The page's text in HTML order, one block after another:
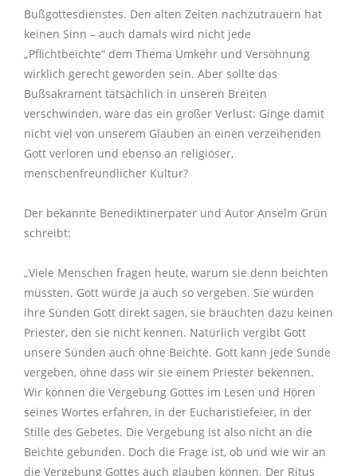
Bußgottesdienstes. Den alten Zeiten nachzutrauern hat
keinen Sinn – auch damals wird nicht jede
„Pflichtbeichte“ dem Thema Umkehr und Versöhnung
wirklich gerecht geworden sein. Aber sollte das
Bußsakrament tatsächlich in unseren Breiten
verschwinden, wäre das ein großer Verlust: Ginge damit
nicht viel von unserem Glauben an einen verzeihenden
Gott verloren und ebenso an religiöser,
menschenfreundlicher Kultur?
Der bekannte Benediktinerpater und Autor Anselm Grün
schreibt:
„Viele Menschen fragen heute, warum sie denn beichten
müssten. Gott würde ja auch so vergeben. Sie würden
ihre Sünden Gott direkt sagen, sie bräuchten dazu keinen
Priester, den sie nicht kennen. Natürlich vergibt Gott
unsere Sünden auch ohne Beichte. Gott kann jede Sünde
vergeben, ohne dass wir sie einem Priester bekennen.
Wir können die Vergebung Gottes im Lesen und Hören
seines Wortes erfahren, in der Eucharistiefeier, in der
Stille des Gebetes. Die Vergebung ist also nicht an die
Beichte gebunden. Doch die Frage ist, ob und wie wir an
die Vergebung Gottes auch glauben können. Der Ritus